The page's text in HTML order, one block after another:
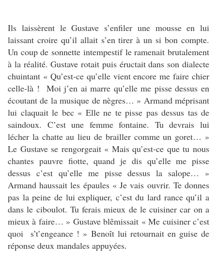
Ils laissèrent le Gustave s’enfiler une mousse en lui
laissant croire qu’il allait s’en tirer à un si bon compte.
Un coup de sonnette intempestif le ramenait brutalement
à la réalité. Gustave rotait puis éructait dans son dialecte
chuintant « Qu’est-ce qu’elle vient encore me faire chier
celle-là ! Moi j’en ai marre qu’elle me pisse dessus en
écoutant de la musique de nègres… » Armand méprisant
lui claquait le bec « Elle ne te pisse pas dessus tas de
saindoux. C’est une femme fontaine. Tu devrais lui
lécher la chatte au lieu de brailler comme un goret… »
Le Gustave se rengorgeait « Mais qu’est-ce que tu nous
chantes pauvre fiotte, quand je dis qu’elle me pisse
dessus c’est qu’elle me pisse dessus la salope… »
Armand haussait les épaules « Je vais ouvrir. Te donnes
pas la peine de lui expliquer, c’est du lard rance qu’il a
dans le ciboulot. Tu ferais mieux de le cuisiner car on a
mieux à faire… » Gustave blêmissait « Me cuisiner c’est
quoi s’t’engeance ! » Benoît lui retournait en guise de
réponse deux mandales appuyées.